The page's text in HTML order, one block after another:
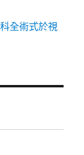
全術式於視